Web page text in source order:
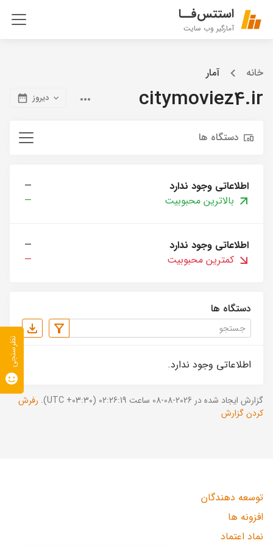
استتس‌فــا
آمارگیر وب سایت
خانه آمار
citymoviez4.ir دیروز
دستگاه ها
اطلاعاتی وجود ندارد
—
بالاترین محبوبیت
—
اطلاعاتی وجود ندارد
—
کمترین محبوبیت
—
دستگاه ها
اطلاعاتی وجود ندارد.
گزارش ایجاد شده در 2026-08-08 ساعت 02:26:19 (UTC +03:30).
رفرش
کردن گزارش
توسعه دهندگان
افزونه ها
نماد اعتماد
نظرسنجی